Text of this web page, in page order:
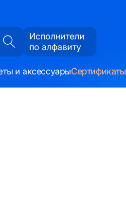
Исполнители
по алфавиту
и аксессуарыСертификаты